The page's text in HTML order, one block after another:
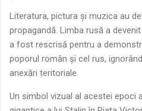
Literatura, pictura și muzica au
propagandă. Limba rusă a
a fost rescrisă pentru a
poporul român și cel rus,
anexări teritoriale.
Un simbol vizual al acestei epoci